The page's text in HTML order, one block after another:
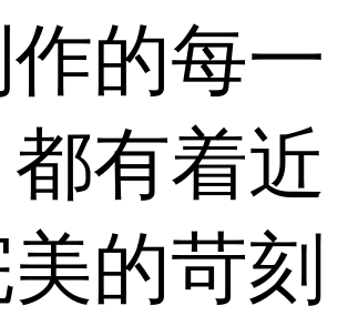
的每一
有着近
的苛刻